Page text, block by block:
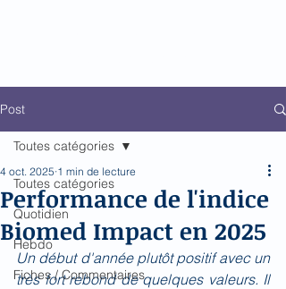
Post
Toutes catégories
Quotidien
Hebdo
Fiches / Commentaires
Toutes catégories
Performance de l'indice
Biomed Impact en 2025
4 oct. 2025 1 min de lecture
Un début d'année plutôt positif avec un
très fort rebond de quelques valeurs. Il